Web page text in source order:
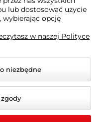
lub dostosować użycie
opcję
w naszej Polityce
niezbędne